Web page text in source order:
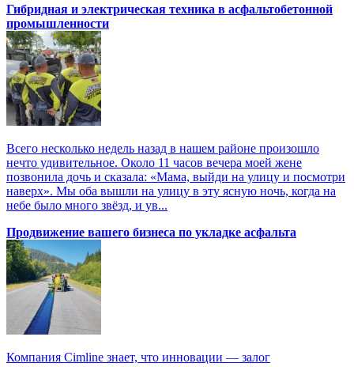
Гибридная и электрическая техника в асфальтобетонной
промышленности
Всего несколько недель назад в нашем районе произошло
нечто удивительное. Около 11 часов вечера моей жене
позвонила дочь и сказала: «Мама, выйди на улицу и посмотри
наверх». Мы оба вышли на улицу в эту ясную ночь, когда на
небе было много звёзд, и ув...
Продвижение вашего бизнеса по укладке асфальта
Компания Cimline знает, что инновации — залог